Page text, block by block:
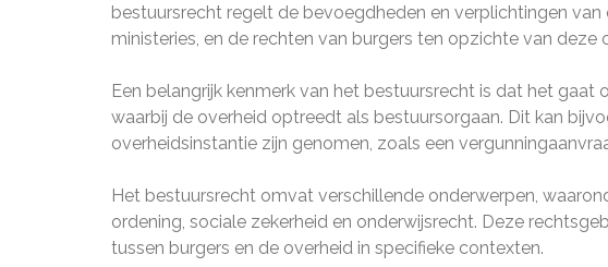
bestuursrecht regelt de bevoegdheden en verplichtingen
ministeries, en de rechten van burgers ten opzichte van deze
Een belangrijk kenmerk van het bestuursrecht is dat het gaat
waarbij de overheid optreedt als bestuursorgaan. Dit kan
overheidsinstantie zijn genomen, zoals een
Het bestuursrecht omvat verschillende onderwerpen,
ordening, sociale zekerheid en onderwijsrecht. Deze
tussen burgers en de overheid in specifieke contexten.